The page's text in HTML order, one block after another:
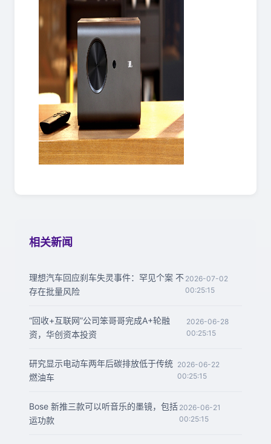
相关新闻
理想汽车回应刹车失灵事件：罕见个案 不
存在批量风险
2026-07-02
00:25:15
“回收+互联网”公司笨哥哥完成A+轮融
资，华创资本投资
2026-06-28
00:25:15
研究显示电动车两年后碳排放低于传统
燃油车
2026-06-22
00:25:15
Bose 新推三款可以听音乐的墨镜，包括
运功款
2026-06-21
00:25:15